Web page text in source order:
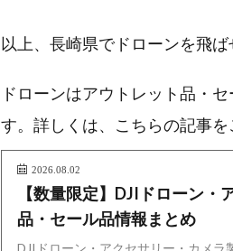
以上、長崎県でドローンを飛ば
ドローンはアウトレット品・
す。詳しくは、こちらの記事を
2026.08.02
【数量限定】DJIドローン
品・セール品情報まとめ
DJIドローン・アクセサリー・カメラ